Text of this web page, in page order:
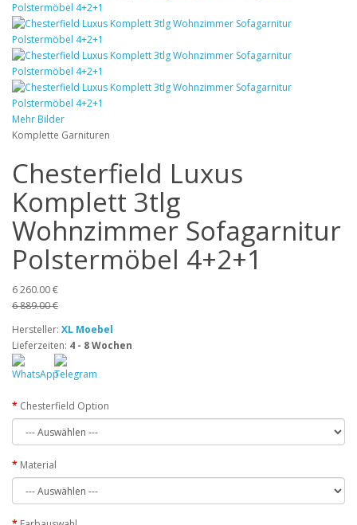
Mehr Bilder
Komplette Garnituren
Chesterfield Luxus
Komplett 3tlg
Wohnzimmer Sofagarnitur
Polstermöbel 4+2+1
6 260.00 €
6 889.00 €
Hersteller: XL Moebel
Lieferzeiten: 4 - 8 Wochen
Chesterfield Option
Material